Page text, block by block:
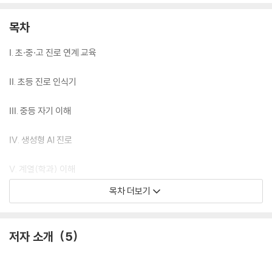
목차
Ⅰ. 초·중·고 진로 연계 교육
Ⅱ. 초등 진로 인식기
Ⅲ. 중등 자기 이해
Ⅳ. 생성형 AI 진로
Ⅴ. 계열(학과) 이해
목차 더보기
저자 소개 5